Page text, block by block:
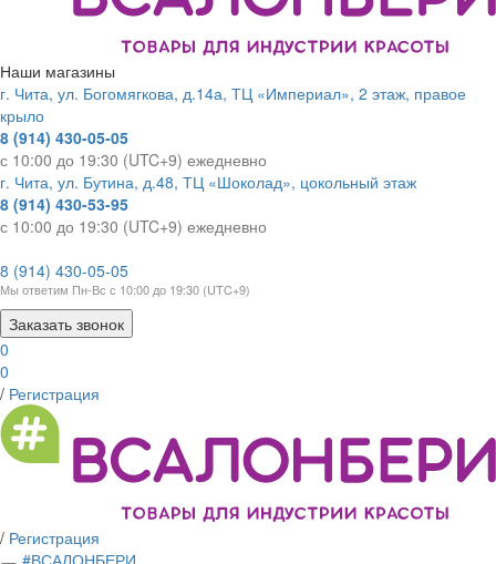
Наши магазины
г. Чита, ул. Богомягкова, д.14а, ТЦ «Империал», 2 этаж, правое
крыло
8 (914) 430-05-05
с 10:00 до 19:30 (UTC+9) ежедневно
г. Чита, ул. Бутина, д.48, ТЦ «Шоколад», цокольный этаж
8 (914) 430-53-95
с 10:00 до 19:30 (UTC+9) ежедневно
8 (914) 430-05-05
Мы ответим Пн-Вс с 10:00 до 19:30 (UTC+9)
Заказать звонок
0
0
/ Регистрация
/ Регистрация
#ВСАЛОНБЕРИ